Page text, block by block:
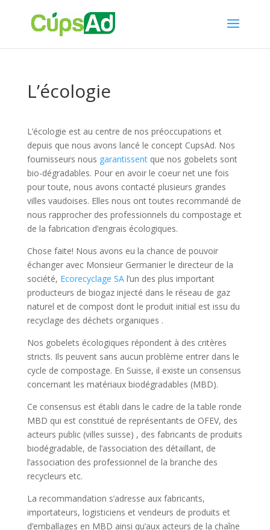
L’écologie
L’écologie est au centre de nos préoccupations et
depuis que nous avons lancé le concept CupsAd. Nos
fournisseurs nous garantissentque nos gobelets sont
bio-dégradables. Pour en avoir le coeur net une fois
pour toute, nous avons contacté plusieurs grandes
villes vaudoises. Elles nous ont toutes recommandé de
nous rapprocher des professionnels du compostage et
de la fabrication d’engrais écologiques.
Chose faite! Nous avons eu la chance de pouvoir
échanger avec Monsieur Germanier le directeur de la
société, Ecorecyclage SAl’un des plus important
producteurs de biogaz injecté dans le réseau de gaz
naturel et de compost dont le produit initial est issu du
recyclage des déchets organiques .
Nos gobelets écologiques répondent à des critères
stricts. Ils peuvent sans aucun problème entrer dans le
cycle de compostage. En Suisse, il existe un consensus
concernant les matériaux biodégradables (MBD).
Ce consensus est établi dans le cadre de la table ronde
MBD qui est constitué de représentants de OFEV, des
acteurs public (villes suisse) , des fabricants de produits
biodégradable, de l’association des détaillant, de
l’association des professionnel de la branche des
recycleurs etc.
La recommandation s’adresse aux fabricants,
importateurs, logisticiens et vendeurs de produits et
d’emballages en MBD ainsi qu’aux acteurs de la chaîne